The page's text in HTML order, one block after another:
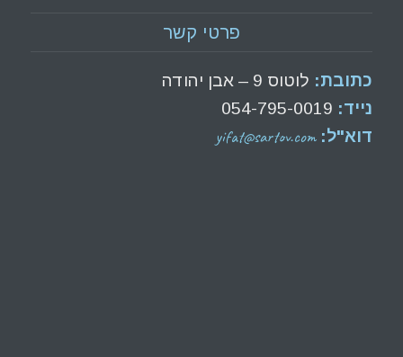
פרטי קשר
כתובת: לוטוס 9 – אבן יהודה
נייד: 054-795-0019
דוא"ל:yifat@sartov.com